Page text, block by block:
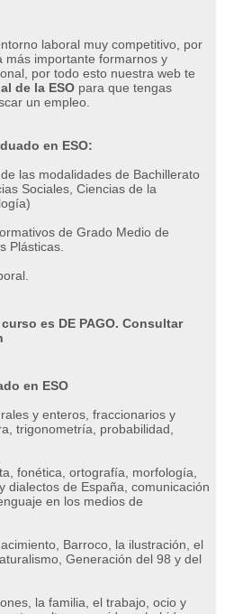
laboral muy competitivo, por
más importante formarnos y
por todo esto nuestra web te
de la ESO para que tengas
un empleo.
en ESO:
las modalidades de Bachillerato
Sociales, Ciencias de la
de Grado Medio de
Plásticas.
es DE PAGO. Consultar
en ESO
y enteros, fraccionarios y
trigonometría, probabilidad,
fonética, ortografía, morfología,
dialectos de España, comunicación
en los medios de
Barroco, la ilustración, el
Generación del 98 y del
la familia, el trabajo, ocio y